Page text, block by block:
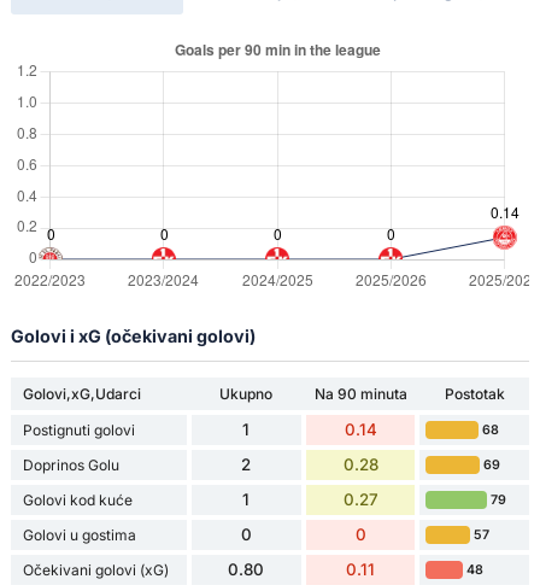
Golovi i xG (očekivani golovi)
Golovi,xG,Udarci Ukupno Na 90 minuta
Postotak
Postignuti golovi
1 0.14 68
Doprinos Golu 2 0.28 69
Golovi kod kuće 1 0.27 79
Golovi u gostima 0 0 57
Očekivani golovi (xG) 0.80 0.11 48